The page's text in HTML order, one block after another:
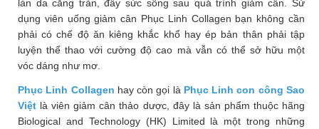
đường
Sức
khỏe
của
bé
Chuyên
làn da căng tràn, đầy sức sống sau quá trình giảm cân. Sử
dụng viên uống giảm cân Phục Linh Collagen bạn không cần
phải có chế độ ăn kiêng khắc khổ hay ép bản thân phải tập
luyện thể thao với cường độ cao mà vẫn có thể sở hữu một
vóc dáng như mơ.
Phục Linh Collagen hay còn gọi là Phục Linh con công Sao
Việt là viên giảm cân thảo dược, đây là sản phẩm thuộc hãng
Biological and Technology (HK) Limited là một trong những